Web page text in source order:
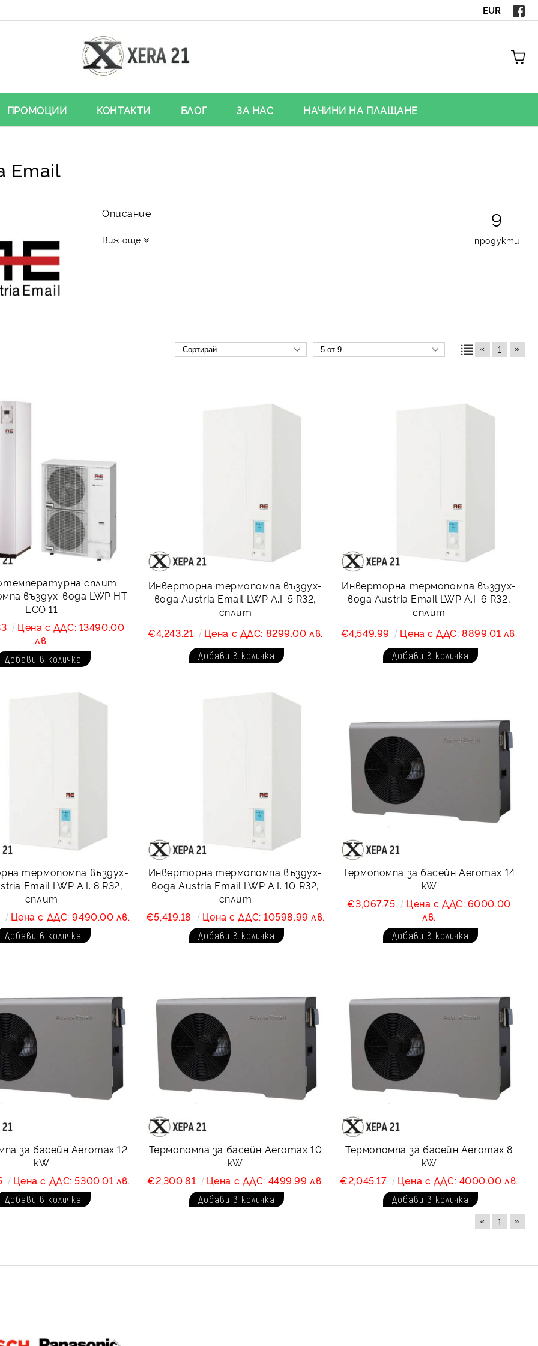
EUR
ПРОМОЦИИ КОНТАКТИ БЛОГ ЗА НАС НАЧИНИ НА ПЛАЩАНЕ
Email
Описание
Виж още
9
продукти
« 1 »
сплит
въздух-вода LWP HT
ECO 11
Цена с ДДС: 13490.00
лв.
Инверторна термопомпа въздух-
вода Austria Email LWP A.I. 5 R32,
сплит
€4,243.21
Цена с ДДС: 8299.00 лв.
Инверторна термопомпа въздух-
вода Austria Email LWP A.I. 6 R32,
сплит
€4,549.99
Цена с ДДС: 8899.01 лв.
термопомпа въздух-
Email LWP A.I. 8 R32,
сплит
Цена с ДДС: 9490.00 лв.
Инверторна термопомпа въздух-
вода Austria Email LWP A.I. 10 R32,
сплит
€5,419.18
Цена с ДДС: 10598.99 лв.
Термопомпa за басейн Aeromax 14
kW
€3,067.75
Цена с ДДС: 6000.00
лв.
за басейн Aeromax 12
kW
Цена с ДДС: 5300.01 лв.
Термопомпa за басейн Aeromax 10
kW
€2,300.81
Цена с ДДС: 4499.99 лв.
Термопомпa за басейн Aeromax 8
kW
€2,045.17
Цена с ДДС: 4000.00 лв.
« 1 »